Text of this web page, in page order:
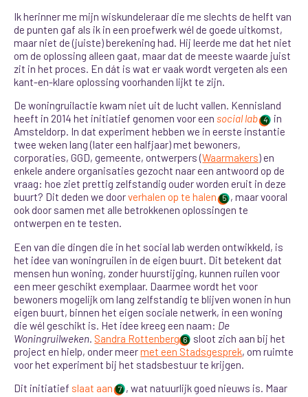
Ik herinner me mijn wiskundeleraar die me slechts de helft van
de punten gaf als ik in een proefwerk wél de goede uitkomst,
maar niet de (juiste) berekening had. Hij leerde me dat het niet
om de oplossing alleen gaat, maar dat de meeste waarde juist
zit in het proces. En dát is wat er vaak wordt vergeten als een
kant-en-klare oplossing voorhanden lijkt te zijn.
De woningruilactie kwam niet uit de lucht vallen. Kennisland
heeft in 2014 het initiatief genomen voor eensocial lab 4
in
Amsteldorp. In dat experiment hebben we in eerste instantie
twee weken lang (later een halfjaar) met bewoners,
corporaties, GGD, gemeente, ontwerpers (Waarmakers) en
enkele andere organisaties gezocht naar een antwoord op de
vraag: hoe ziet prettig zelfstandig ouder worden eruit in deze
buurt? Dit deden we doorverhalen op te halen 5 , maar vooral
ook door samen met alle betrokkenen oplossingen te
ontwerpen en te testen.
Een van die dingen die in het social lab werden ontwikkeld, is
het idee van woningruilen in de eigen buurt. Dit betekent dat
mensen hun woning, zonder huurstijging, kunnen ruilen voor
een meer geschikt exemplaar. Daarmee wordt het voor
bewoners mogelijk om lang zelfstandig te blijven wonen in hun
eigen buurt, binnen het eigen sociale netwerk, in een woning
die wél geschikt is. Het idee kreeg een naam: De
Woningruilweken. Sandra Rottenberg 6
sloot zich aan bij het
project en hielp, onder meermet een Stadsgesprek, om ruimte
voor het experiment bij het stadsbestuur te krijgen.
Dit initiatief slaat aan 7 , wat natuurlijk goed nieuws is. Maar